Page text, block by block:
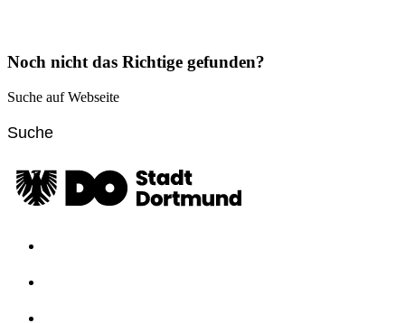
Noch nicht das Richtige gefunden?
Suche auf Webseite